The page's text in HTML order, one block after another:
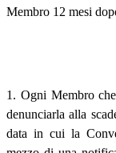
Membro 12 mesi
1. Ogni Membro
denunciarla alla
data in cui la